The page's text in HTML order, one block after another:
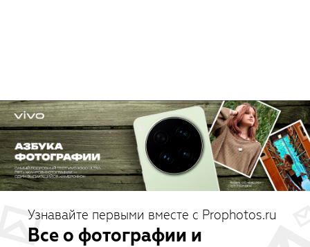
Узнавайте первыми вместе с Prophotos.ru
Все о фотографии и